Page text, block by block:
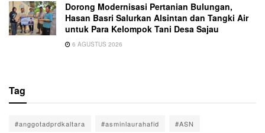
Dorong Modernisasi Pertanian Bulungan,
Hasan Basri Salurkan Alsintan dan Tangki Air
untuk Para Kelompok Tani Desa Sajau
6 AGUSTUS 2026
Tag
#anggotadprdkaltara #asminlaurahafid #ASN